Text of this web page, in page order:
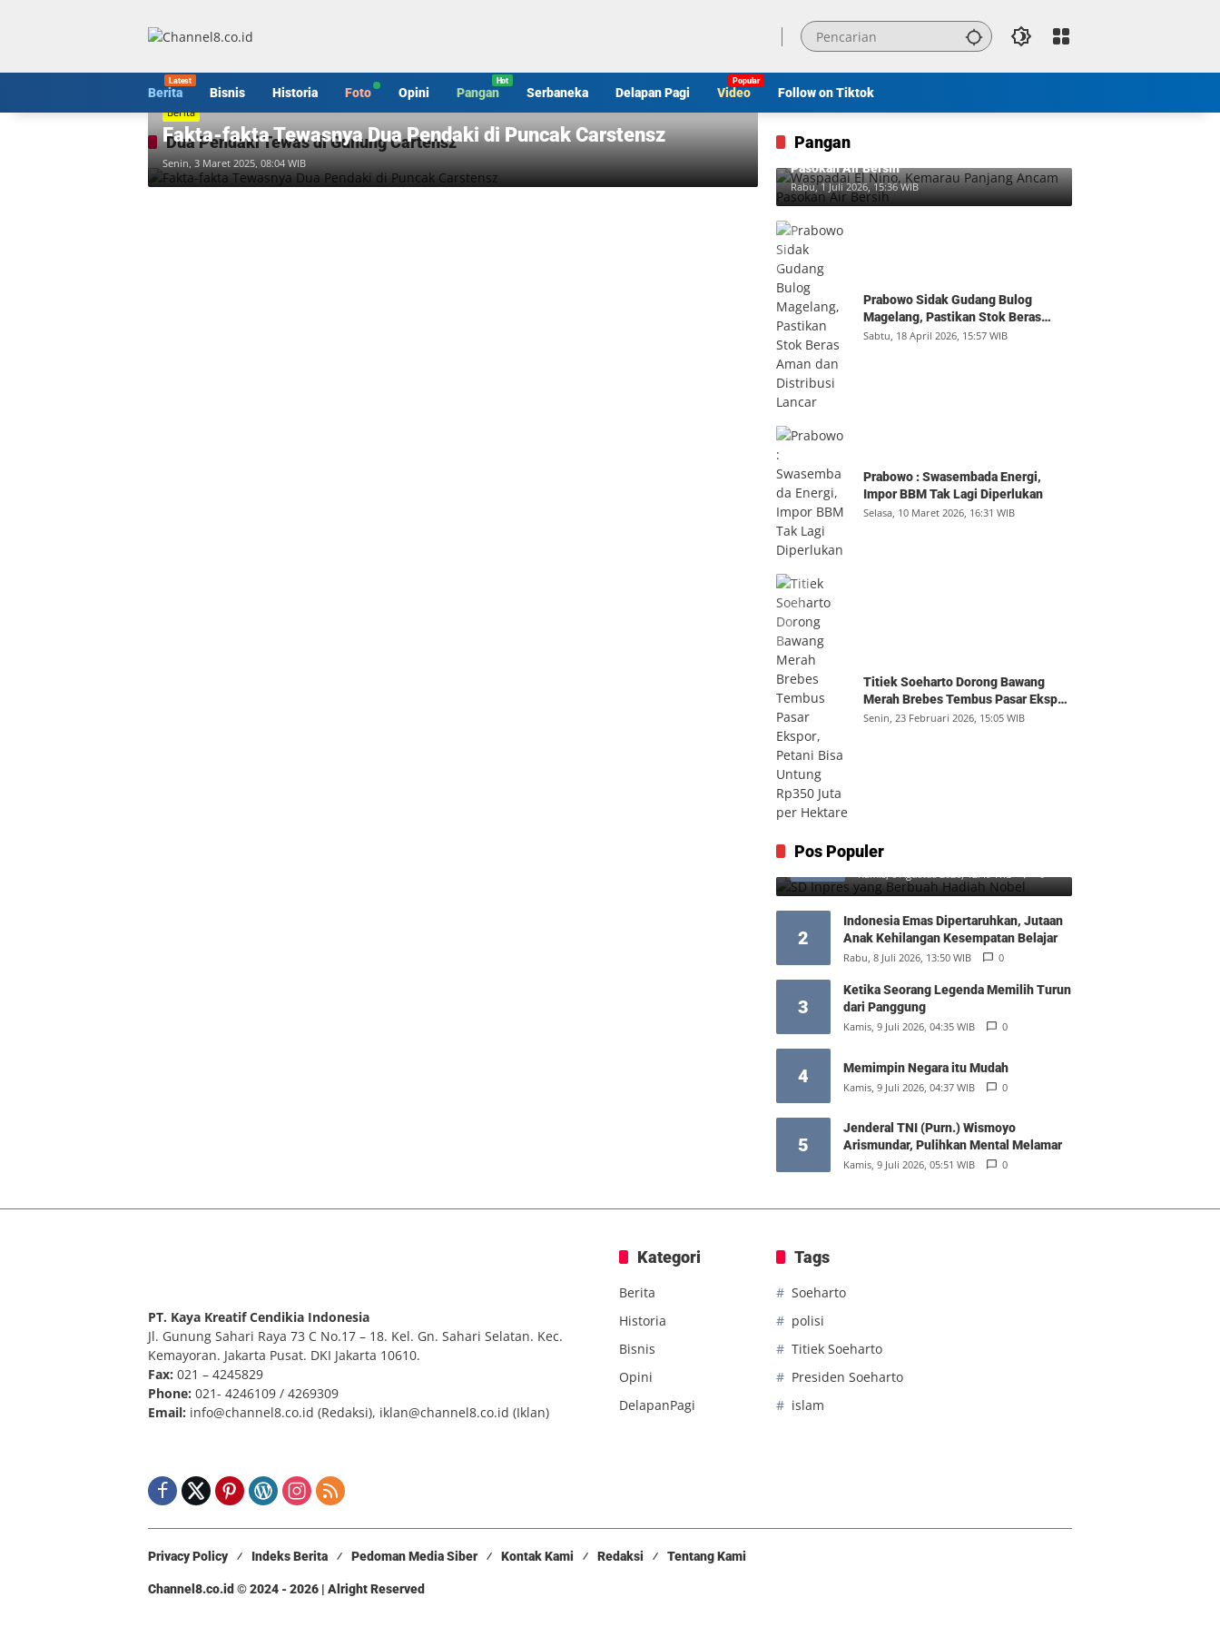
Berita Bisnis Historia Foto Opini Pangan Serbaneka Delapan Pagi Video Follow on Tiktok
Dua Pendaki Tewas di Gunung Cartensz
Berita
Fakta-fakta Tewasnya Dua Pendaki di Puncak Carstensz
Senin, 3 Maret 2025, 08:04 WIB
Pangan
Waspadai El Nino, Kemarau Panjang Ancam
Pasokan Air Bersih
Rabu, 1 Juli 2026, 15:36 WIB
Prabowo Sidak Gudang Bulog
Magelang, Pastikan Stok Beras
Aman dan Distribusi Lancar
Sabtu, 18 April 2026, 15:57 WIB
Prabowo : Swasembada Energi,
Impor BBM Tak Lagi Diperlukan
Selasa, 10 Maret 2026, 16:31 WIB
Titiek Soeharto Dorong Bawang
Merah Brebes Tembus Pasar Ekspor,
Petani Bisa Untung Rp350 Juta per
Senin, 23 Februari 2026, 15:05 WIB
Pos Populer
1
Nobel
Kamis, 6 Agustus 2026, 12:49 WIB 0
2
Indonesia Emas Dipertaruhkan, Jutaan
Anak Kehilangan Kesempatan Belajar
Rabu, 8 Juli 2026, 13:50 WIB 0
3
Ketika Seorang Legenda Memilih Turun
dari Panggung
Kamis, 9 Juli 2026, 04:35 WIB 0
4 Memimpin Negara itu Mudah
Kamis, 9 Juli 2026, 04:37 WIB 0
5
Jenderal TNI (Purn.) Wismoyo
Arismundar, Pulihkan Mental Melamar
Kamis, 9 Juli 2026, 05:51 WIB 0
PT. Kaya Kreatif Cendikia Indonesia
Jl. Gunung Sahari Raya 73 C No.17 – 18. Kel. Gn. Sahari Selatan. Kec.
Kemayoran. Jakarta Pusat. DKI Jakarta 10610.
Fax: 021 – 4245829
Phone: 021- 4246109 / 4269309
Email: info@channel8.co.id (Redaksi), iklan@channel8.co.id (Iklan)
Kategori
Berita
Historia
Bisnis
Opini
DelapanPagi
Tags
Soeharto
polisi
Titiek Soeharto
Presiden Soeharto
islam
Privacy Policy Indeks Berita Pedoman Media Siber Kontak Kami Redaksi Tentang Kami
Channel8.co.id © 2024 - 2026 | Alright Reserved